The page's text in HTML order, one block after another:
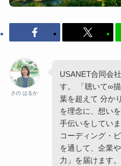
さの はるか
USANET合同会
す。 「聴いて∞
葉を超えて 分か
を理念に、想い
手伝いをしてい
コーディング・
を通して、企業
力」を届けます。